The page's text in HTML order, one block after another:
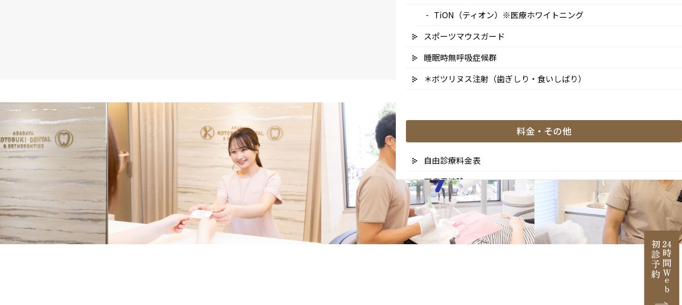
TiON（ティオン）※医療ホワイトニング
スポーツマウスガード
睡眠時無呼吸症候群
＊ボツリヌス注射（歯ぎしり・食いしばり）
料金・その他
自由診療料金表
医療費控除
リスクと副作用
未承認医薬品等の明示（薬機法）